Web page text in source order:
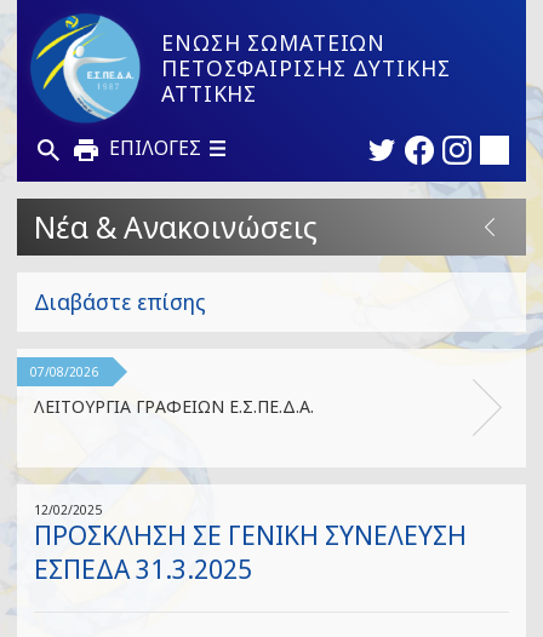
ΕΝΩΣΗ ΣΩΜΑΤΕΙΩΝ
ΠΕΤΟΣΦΑΙΡΙΣΗΣ ΔΥΤΙΚΗΣ
ΑΤΤΙΚΗΣ
ΕΠΙΛΟΓΕΣ
Νέα & Ανακοινώσεις
12/02/2025
ΠΡΟΣΚΛΗΣΗ ΣΕ ΓΕΝΙΚΗ ΣΥΝΕΛΕΥΣΗ
ΕΣΠΕΔΑ 31.3.2025
Διαβάστε επίσης
07/08/2026
ΛΕΙΤΟΥΡΓΙΑ ΓΡΑΦΕΙΩΝ Ε.Σ.ΠΕ.Δ.Α.